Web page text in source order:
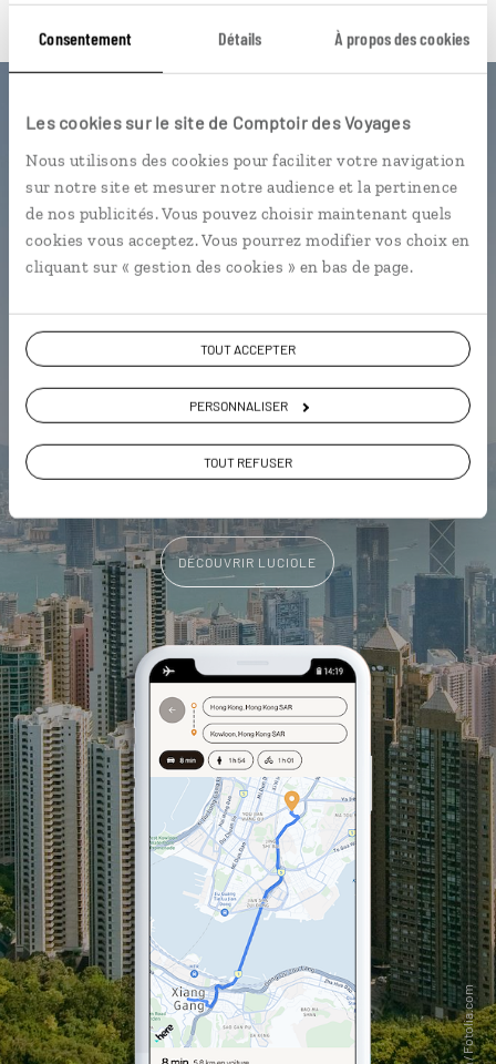
Consentement Détails À propos des cookies
Les cookies sur le site de Comptoir des Voyages
Nous utilisons des cookies pour faciliter votre navigation
sur notre site et mesurer notre audience et la pertinence
de nos publicités. Vous pouvez choisir maintenant quels
cookies vous acceptez. Vous pourrez modifier vos choix en
cliquant sur « gestion des cookies » en bas de page.
TOUT ACCEPTER
PERSONNALISER
TOUT REFUSER
Luciole,
l'appli qui vous guide à Hong
Kong
L'itinéraire votre votre hôtel avec
Nos bonnes adresses à souvenirs
géolocalisées
L'album souvenirs à composer
vous-même
DÉCOUVRIR LUCIOLE